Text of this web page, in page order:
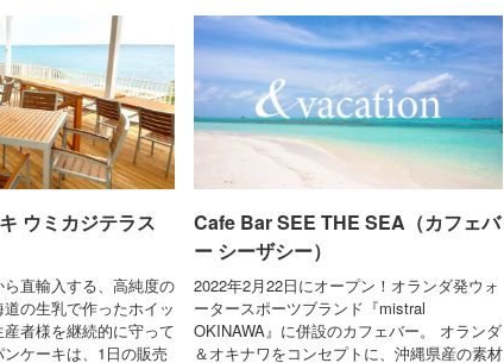
ウミカジテラス
直輸入する、高純度の
の生乳で作ったホイッ
者様を継続的に守って
ケーキは、1日の販売
Cafe Bar SEE THE SEA（カフェバ
ー シーザシー）
2022年2月22日にオープン！オランダ発ウォ
ータースポーツブランド『mistral
OKINAWA』に併設のカフェバー。 オランダ
＆オキナワをコンセプトに、沖縄県産の素材